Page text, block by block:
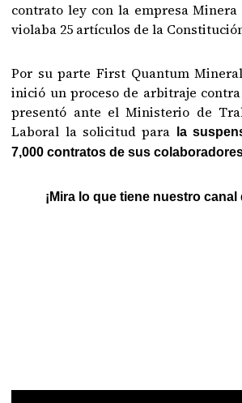
contrato ley con la empresa
violaba 25 artículos de la
Por su parte First Quantum
inició un proceso de arbitraje contra
presentó ante el Ministerio de
Laboral la solicitud para
la
7,000 contratos de sus
¡Mira lo que tiene nuestro canal